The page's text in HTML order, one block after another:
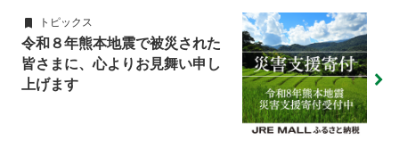
トピックス
令和８年熊本地震で被災された
皆さまに、心よりお見舞い申し
上げます